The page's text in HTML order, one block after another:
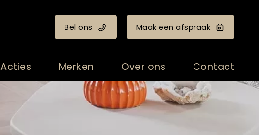
Bel ons Maak een afspraak
Acties Merken Over ons Contact